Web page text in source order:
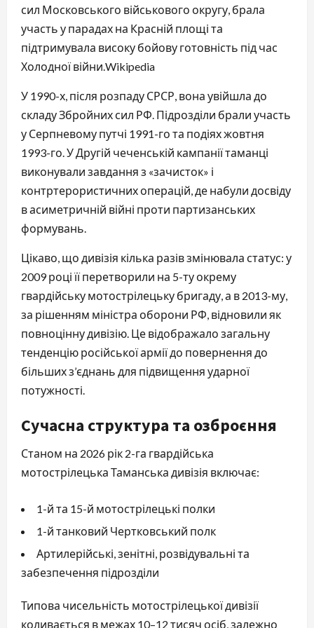
сил Московського військового округу, брала
участь у парадах на Красній площі та
підтримувала високу бойову готовність під час
Холодної війни.⁠Wikipedia
У 1990-х, після розпаду СРСР, вона увійшла до
складу Збройних сил РФ. Підрозділи брали участь
у Серпневому путчі 1991-го та подіях жовтня
1993-го. У Другій чеченській кампанії таманці
виконували завдання з «зачисток» і
контртерористичних операцій, де набули досвіду
в асиметричній війні проти партизанських
формувань.
Цікаво, що дивізія кілька разів змінювала статус: у
2009 році її перетворили на 5-ту окрему
гвардійську мотострілецьку бригаду, а в 2013-му,
за рішенням міністра оборони РФ, відновили як
повноцінну дивізію. Це відображало загальну
тенденцію російської армії до повернення до
більших з’єднань для підвищення ударної
потужності.
Сучасна структура та озброєння
Станом на 2026 рік 2-га гвардійська
мотострілецька Таманська дивізія включає:
1-й та 15-й мотострілецькі полки
1-й танковий Чертковський полк
Артилерійські, зенітні, розвідувальні та
забезпечення підрозділи
Типова чисельність мотострілецької дивізії
коливається в межах 10–12 тисяч осіб, залежно